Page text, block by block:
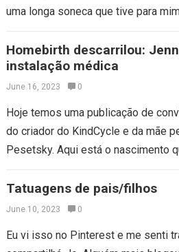
uma longa soneca que tive para
Homebirth descarrilou:
instalação médica
June 16, 2023 0
Hoje temos uma publicação de
do criador do KindCycle e da mãe
Pesetsky. Aqui está o nascimento
Tatuagens de pais/filhos
June 10, 2023 0
Eu vi isso no Pinterest e me senti